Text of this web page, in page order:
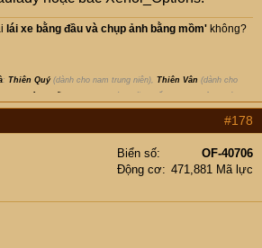
muốn được. Mong bác hiểu điều
thiện sản phẩm như mong muốn.
lái xe bằng đầu và chụp ảnh bằng mồm' không?
: Thiên Quý(dành cho nam trung niên), Thiên Vân (dành cho
: 1900-1292 |
#178
Biển số
OF-40706
Động cơ
471,881 Mã lực